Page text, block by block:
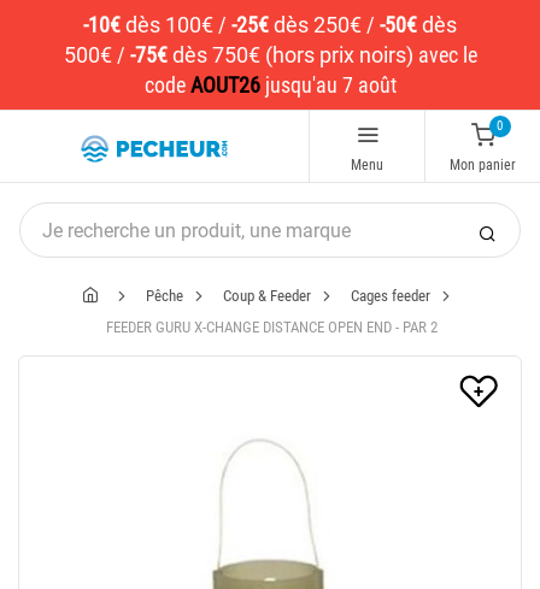
-10€dès 100€ / -25€dès 250€ / -50€dès
500€/ -75€ dès 750€ (hors prix noirs) avec le
codeAOUT26jusqu'au 7 août
Menu
0
Mon panier
Pêche Coup & Feeder
Cages feeder
FEEDER GURU X-CHANGE DISTANCE OPEN END - PAR 2